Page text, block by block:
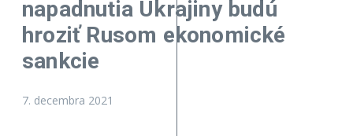
napadnutia Ukrajiny budú
hroziť Rusom ekonomické
sankcie
7. decembra 2021